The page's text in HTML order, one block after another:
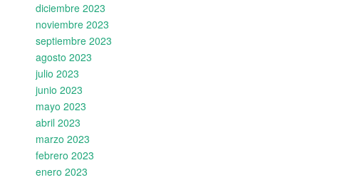
diciembre 2023
noviembre 2023
septiembre 2023
agosto 2023
julio 2023
junio 2023
mayo 2023
abril 2023
marzo 2023
febrero 2023
enero 2023